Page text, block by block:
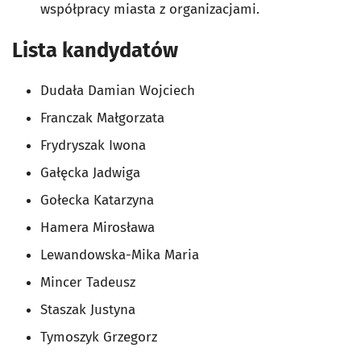
współpracy miasta z organizacjami.
Lista kandydatów
Dudała Damian Wojciech
Franczak Małgorzata
Frydryszak Iwona
Gałęcka Jadwiga
Gołecka Katarzyna
Hamera Mirosława
Lewandowska-Mika Maria
Mincer Tadeusz
Staszak Justyna
Tymoszyk Grzegorz